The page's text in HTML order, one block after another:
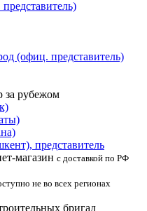
(офиц. представитель)
за рубежом
представитель
магазин с доставкой по РФ
не во всех регионах
бригад